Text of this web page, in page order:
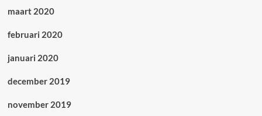
maart 2020
februari 2020
januari 2020
december 2019
november 2019